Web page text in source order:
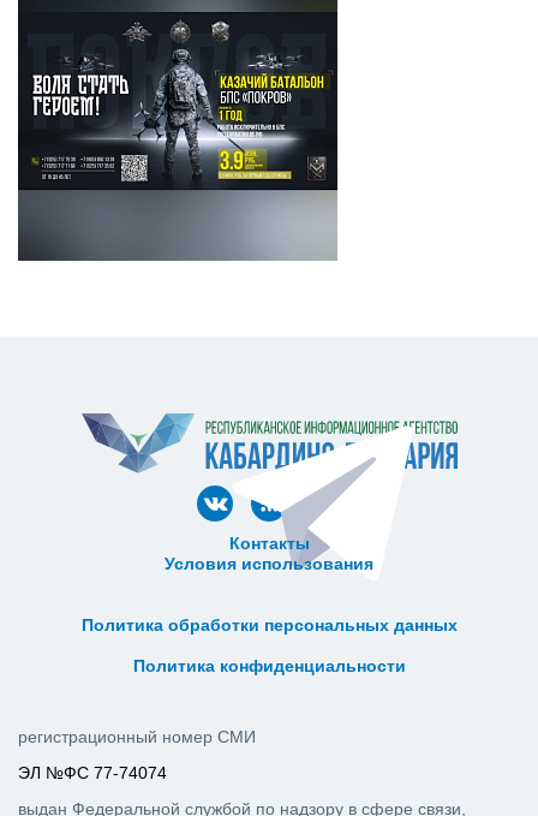
Контакты
Условия использования
Политика обработки персональных данных
Политика конфиденциальности
регистрационный номер СМИ
ЭЛ №ФС 77-74074
выдан Федеральной службой по надзору в сфере связи,